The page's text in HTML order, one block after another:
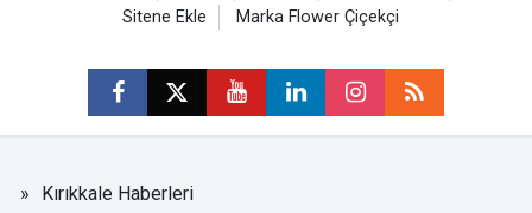
Sitene Ekle
Marka Flower Çiçekçi
Kırıkkale Haberleri